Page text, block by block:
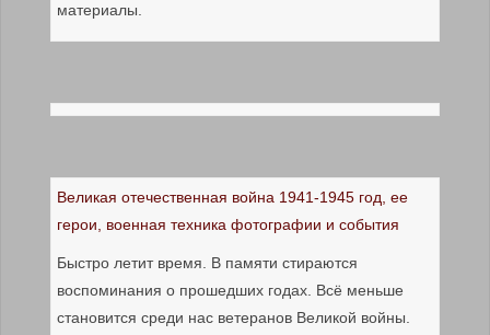
материалы.
Великая отечественная война 1941-1945 год, ее
герои, военная техника фотографии и события
Быстро летит время. В памяти стираются
воспоминания о прошедших годах. Всё меньше
становится среди нас ветеранов Великой войны.